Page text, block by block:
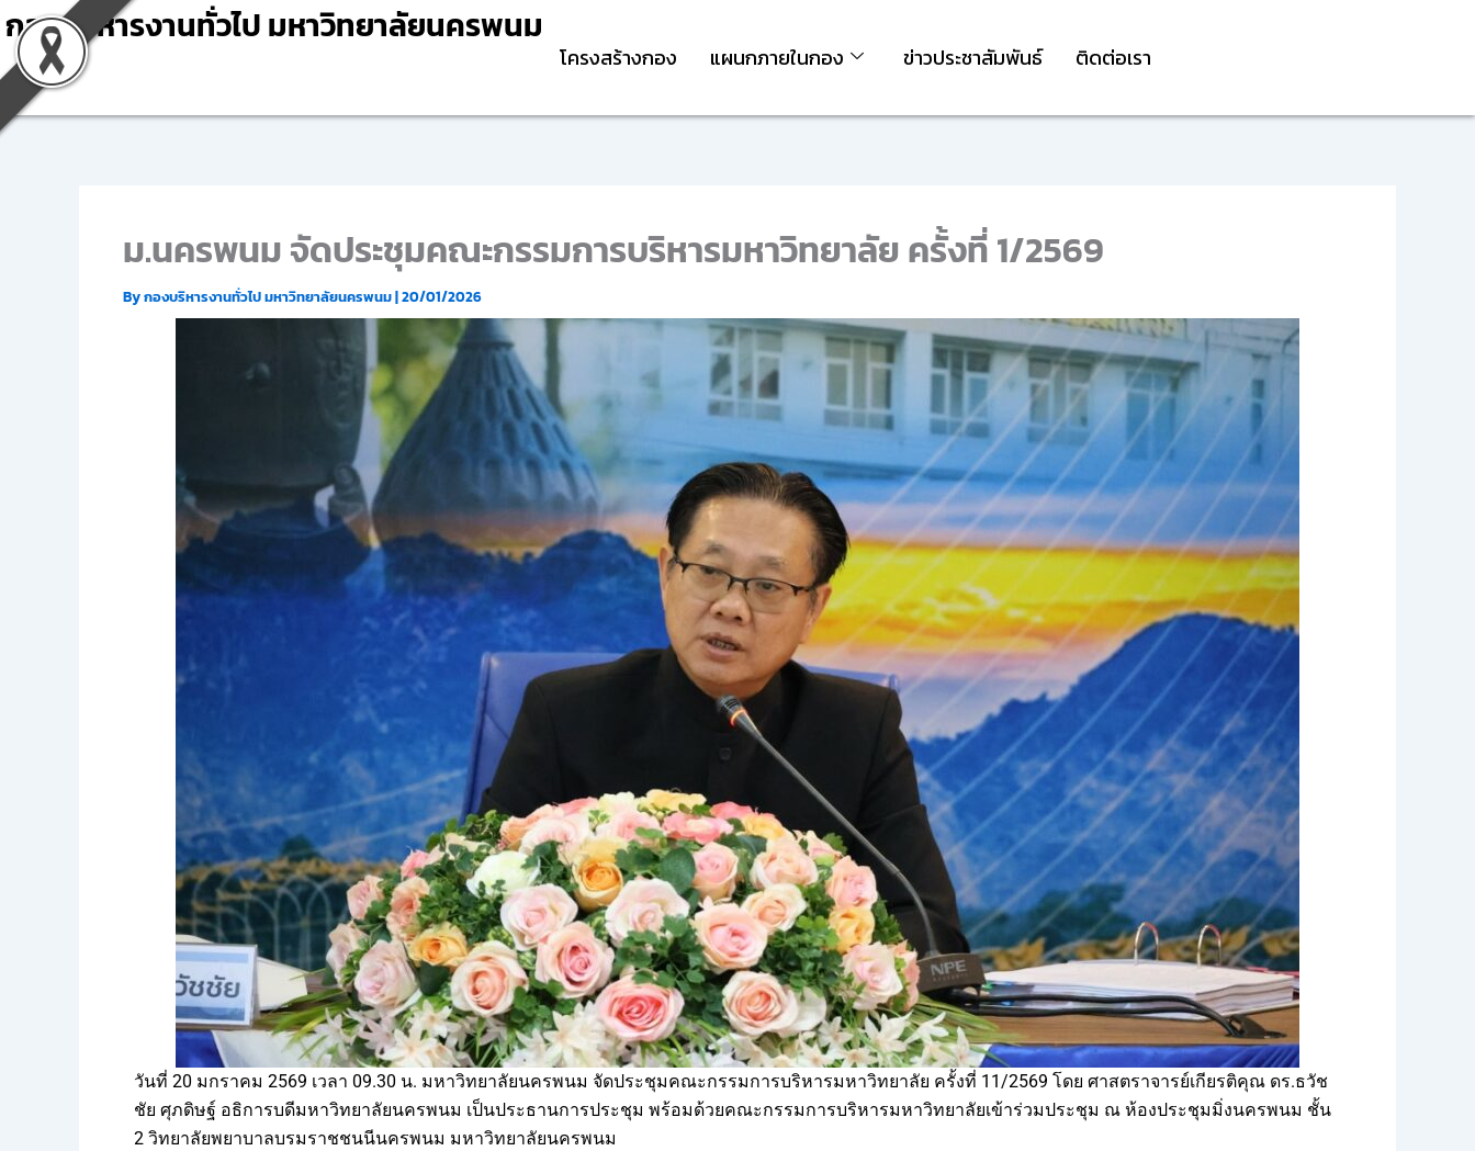
Skip
to
content
กองบริหารงานทั่วไป มหาวิทยาลัยนครพนม
โครงสร้างกอง แผนกภายในกอง ข่าวประชาสัมพันธ์ ติดต่อเรา
ม.นครพนม จัดประชุมคณะกรรมการบริหารมหาวิทยาลัย ครั้งที่ 1/2569
Byกองบริหารงานทั่วไป มหาวิทยาลัยนครพนม|20/01/2026
วันที่ 20 มกราคม 2569 เวลา 09.30 น. มหาวิทยาลัยนครพนม จัดประชุมคณะกรรมการบริหารมหาวิทยาลัย ครั้งที่ 11/2569 โดย ศาสตราจารย์เกียรติคุณ ดร.ธวัช
ชัย ศุภดิษฐ์ อธิการบดีมหาวิทยาลัยนครพนม เป็นประธานการประชุม พร้อมด้วยคณะกรรมการบริหารมหาวิทยาลัยเข้าร่วมประชุม ณ ห้องประชุมมิ่งนครพนม ชั้น
2 วิทยาลัยพยาบาลบรมราชชนนีนครพนม มหาวิทยาลัยนครพนม